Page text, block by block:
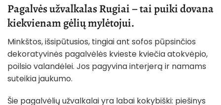
Pagalvės užvalkalas Rugiai – tai puiki dovana
kiekvienam gėlių mylėtojui.
Minkštos, išsipūtusios, tingiai ant sofos pūpsinčios
dekoratyvinės pagalvėlės kvieste kviečia atokvėpio,
poilsio valandėlei. Jos pagyvina interjerą ir namams
suteikia jaukumo.
Šie pagalvėlių užvalkalai yra labai kokybiški: piešinys